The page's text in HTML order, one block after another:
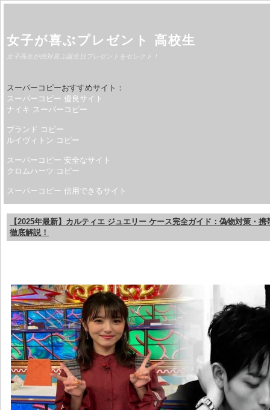
女子が喜ぶプレゼント 高校生
女子高生が絶対喜ぶ誕生日プレゼントをセレクト！
スーパーコピーおすすめサイト：
スーパーコピー 優良サイト
ナイキ スーパーコピー
ブランド コピー
ルイヴィトン コピー
スーパーコピー 安全なサイト
クロムハーツ コピー
スーパーコピー 信用できるサイト
【2025年最新】カルティエ ジュエリー ケース完全ガイド：偽物対策・
徹底解説！